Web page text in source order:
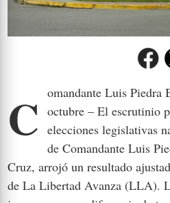
Comandante Luis Piedra Buena, Santa Cruz, 26 de octubre – El escrutinio
elecciones legislativas
de Comandante Luis
Cruz, arrojó un resultado
de La Libertad Avanza (LLA).